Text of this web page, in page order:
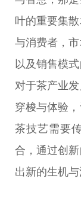
叶的重要集
与消费者，
以及销售模
对于茶产业
穿梭与体验
茶技艺需要
合，通过创
出新的生机与